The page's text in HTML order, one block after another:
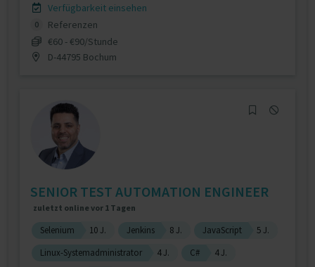
Verfügbarkeit einsehen
0
Referenzen
€60 - €90/Stunde
D-44795 Bochum
SENIOR TEST AUTOMATION ENGINEER
zuletzt online vor 1 Tagen
Selenium 10 J. Jenkins 8 J. JavaScript
5 J.
Linux-Systemadministrator
4 J. C#
4 J.